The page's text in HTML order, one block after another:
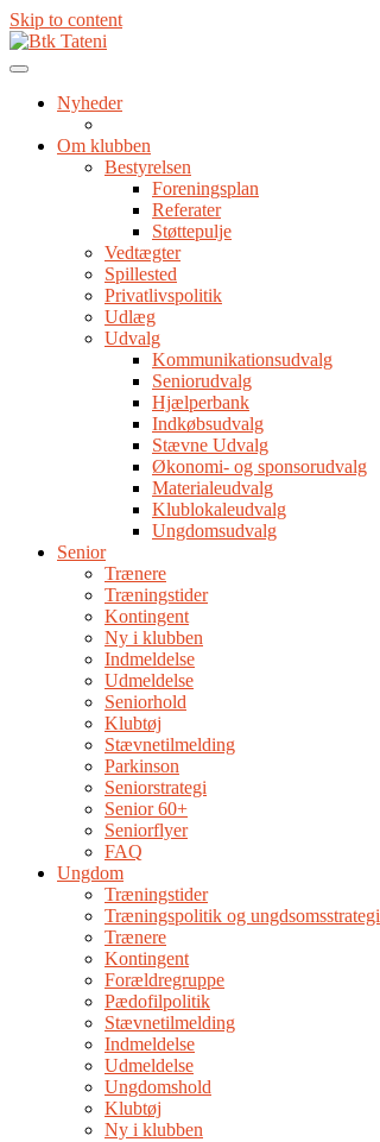
Skip to content
Nyheder
Om klubben
Bestyrelsen
Foreningsplan
Referater
Støttepulje
Vedtægter
Spillested
Privatlivspolitik
Udlæg
Udvalg
Kommunikationsudvalg
Seniorudvalg
Hjælperbank
Indkøbsudvalg
Stævne Udvalg
Økonomi- og sponsorudvalg
Materialeudvalg
Klublokaleudvalg
Ungdomsudvalg
Senior
Trænere
Træningstider
Kontingent
Ny i klubben
Indmeldelse
Udmeldelse
Seniorhold
Klubtøj
Stævnetilmelding
Parkinson
Seniorstrategi
Senior 60+
Seniorflyer
FAQ
Ungdom
Træningstider
Træningspolitik og ungdsomsstrategi
Trænere
Kontingent
Forældregruppe
Pædofilpolitik
Stævnetilmelding
Indmeldelse
Udmeldelse
Ungdomshold
Klubtøj
Ny i klubben